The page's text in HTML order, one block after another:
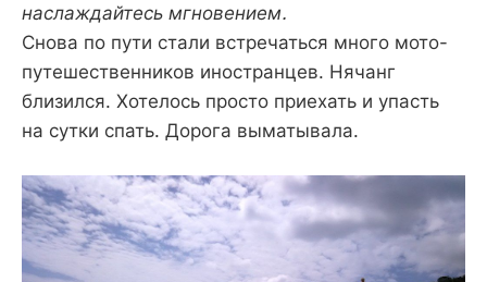
наслаждайтесь мгновением.
Снова по пути стали встречаться много мото-
путешественников иностранцев. Нячанг
близился. Хотелось просто приехать и упасть
на сутки спать. Дорога выматывала.